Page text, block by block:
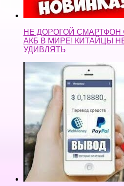
НЕ ДОРОГОЙ
АКБ В МИРЕ! КИТАЙЦЫ
УДИВЛЯТЬ